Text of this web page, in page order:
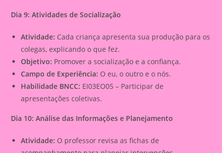
Dia 9: Atividades de Socialização
Atividade: Cada criança apresenta sua produção para os
colegas, explicando o que fez.
Objetivo: Promover a socialização e a confiança.
Campo de Experiência: O eu, o outro e o nós.
Habilidade BNCC: EI03EO05 – Participar de
apresentações coletivas.
Dia 10: Análise das Informações e Planejamento
Atividade: O professor revisa as fichas de